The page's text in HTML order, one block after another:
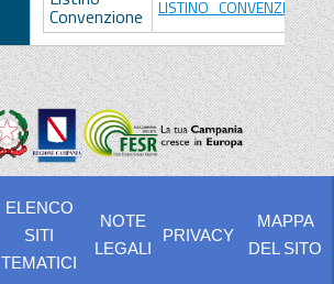
Convenzione
ELENCO
SITI
TEMATICI
NOTE
LEGALI
PRIVACY
MAPPA
DEL SITO